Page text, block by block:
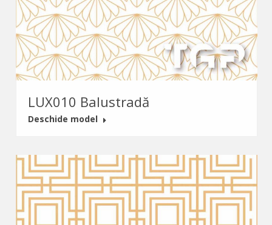
LUX010 Balustradă
Deschide model